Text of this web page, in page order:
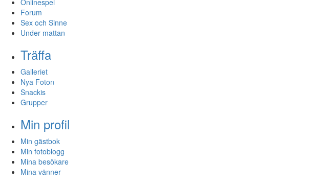
Forum
Sex och Sinne
Under mattan
Träffa
Galleriet
Nya Foton
Snackis
Grupper
Min profil
Min gästbok
Min fotoblogg
Mina besökare
Mina vänner